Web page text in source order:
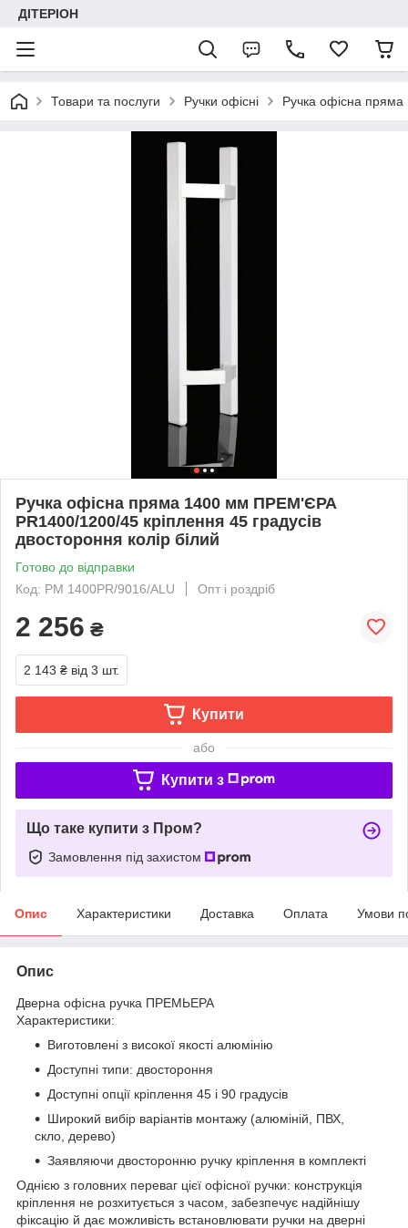
ДІТЕРІОН
Товари та послуги Ручки офісні Ручка офісна пряма
Ручка офісна пряма 1400 мм ПРЕМ'ЄРА
PR1400/1200/45 кріплення 45 градусів
двостороння колір білий
Готово до відправки
Код: PM 1400PR/9016/ALU
Опт і роздріб
2 256 ₴
2 143 ₴ від 3 шт.
Купити
або
Купити з
Що таке купити з Пром?
Замовлення під захистом
Опис Характеристики Доставка Оплата Умови
Опис
Дверна офісна ручка ПРЕМЬЕРА
Характеристики:
Виготовлені з високої якості алюмінію
Доступні типи: двостороння
Доступні опції кріплення 45 і 90 градусів
Широкий вибір варіантів монтажу (алюміній, ПВХ,
скло, дерево)
Заявляючи двосторонню ручку кріплення в комплекті
Однією з головних переваг цієї офісної ручки: конструкція
кріплення не розхитується з часом, забезпечує надійнішу
фіксацію й дає можливість встановлювати ручки на дверні